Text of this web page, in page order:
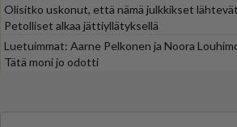
Olisitko uskonut, että nämä julkkikset
Petolliset alkaa jättiyllätyksellä
Luetuimmat: Aarne Pelkonen ja Noora
Tätä moni jo odotti